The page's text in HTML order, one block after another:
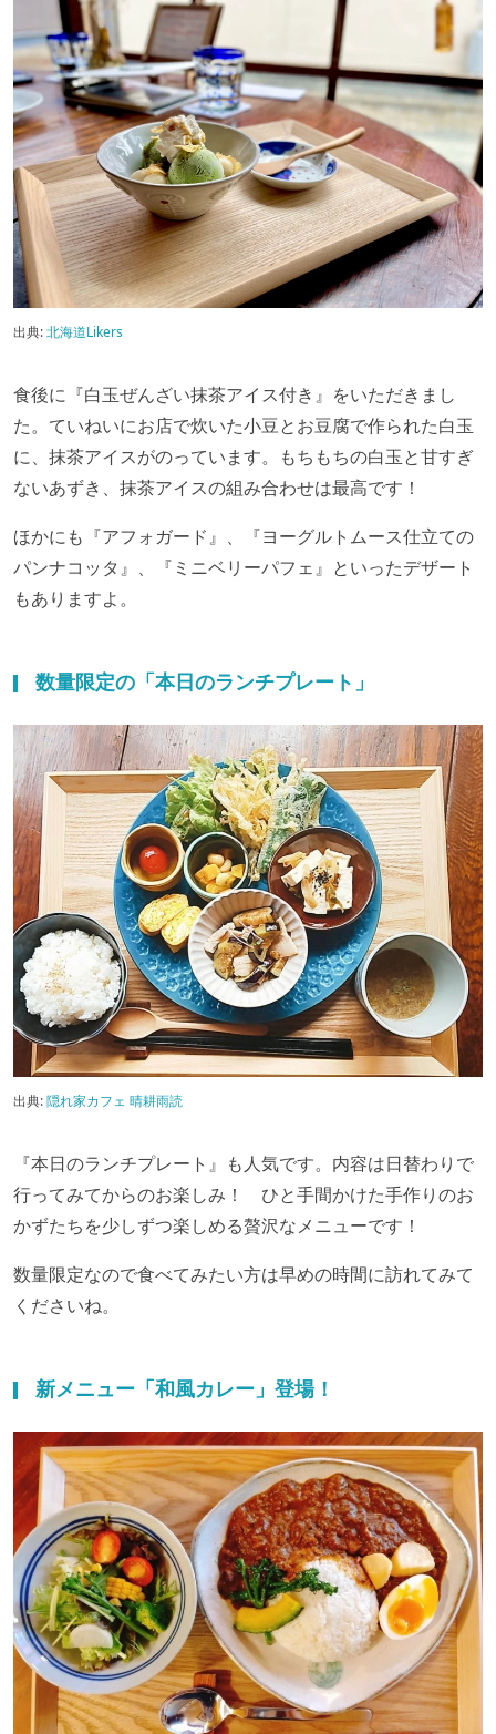
出典:北海道Likers
食後に『白玉ぜんざい抹茶アイス付き』をいただきまし
た。ていねいにお店で炊いた小豆とお豆腐で作られた白玉
に、抹茶アイスがのっています。
もちもちの白玉と甘すぎ
ないあずき、抹茶アイスの組み合わせは最高です！
ほかにも『アフォガード』、『ヨーグルトムース仕立ての
パンナコッタ』、『ミニベリーパフェ』といったデザート
もありますよ。
数量限定の「本日のランチプレート」
出典:隠れ家カフェ 晴耕雨読
『本日のランチプレート』も人気です。内容は日替わりで
行ってみてからのお楽しみ！ ひと手間かけた手作りのお
かずたちを少しずつ楽しめる贅沢なメニューです！
数量限定なので食べてみたい方は早めの時間に訪れてみて
くださいね。
新メニュー「和風カレー」登場！